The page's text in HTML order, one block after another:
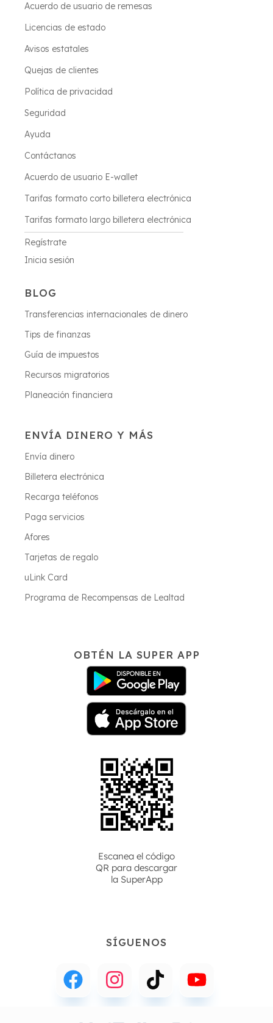
Acuerdo de usuario de remesas
Licencias de estado
Avisos estatales
Quejas de clientes
Política de privacidad
Seguridad
Ayuda
Contáctanos
Acuerdo de usuario E-wallet
Tarifas formato corto billetera electrónica
Tarifas formato largo billetera electrónica
Regístrate
Inicia sesión
BLOG
Transferencias internacionales de dinero
Tips de finanzas
Guía de impuestos
Recursos migratorios
Planeación financiera
ENVÍA DINERO Y MÁS
Envía dinero
Billetera electrónica
Recarga teléfonos
Paga servicios
Afores
Tarjetas de regalo
uLink Card
Programa de Recompensas de Lealtad
OBTÉN LA SUPER APP
Escanea el código
QR para descargar
la SuperApp
SÍGUENOS